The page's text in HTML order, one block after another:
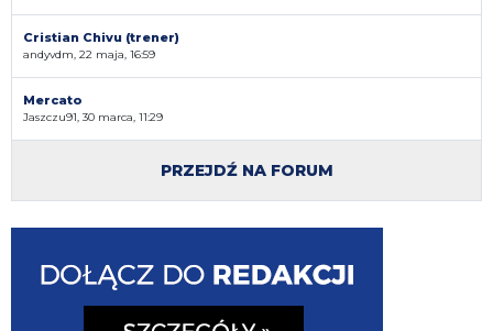
Cristian Chivu (trener)
andyvdm, 22 maja, 16:59
Mercato
Jaszczu91, 30 marca, 11:29
PRZEJDŹ NA FORUM